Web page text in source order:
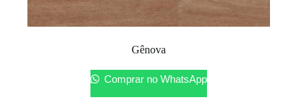
Gênova
Comprar no WhatsApp